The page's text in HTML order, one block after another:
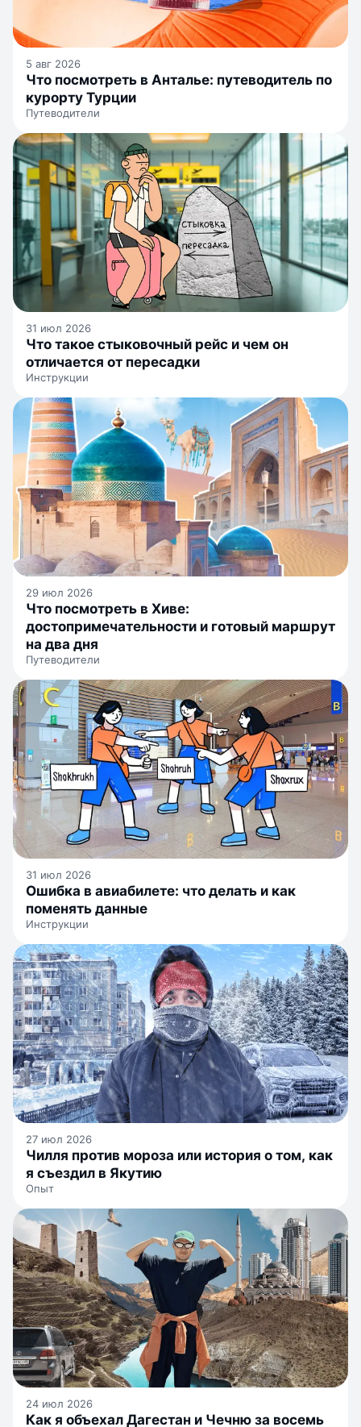
5 авг 2026
Что посмотреть в Анталье: путеводитель по
курорту Турции
Путеводители
31 июл 2026
Что такое стыковочный рейс и чем он
отличается от пересадки
Инструкции
29 июл 2026
Что посмотреть в Хиве:
достопримечательности и готовый маршрут
на два дня
Путеводители
31 июл 2026
Ошибка в авиабилете: что делать и как
поменять данные
Инструкции
27 июл 2026
Чилля против мороза или история о том, как
я съездил в Якутию
Опыт
24 июл 2026
Как я объехал Дагестан и Чечню за восемь